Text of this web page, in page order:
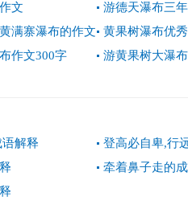
文
游德天瀑布三
满寨瀑布的作文
黄果树瀑布优
作文300字
游黄果树大瀑
解释
登高必自卑,行
牵着鼻子走的